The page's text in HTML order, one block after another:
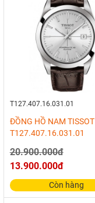
T127.407.16.031.01
ĐỒNG HỒ NAM TISSOT
T127.407.16.031.01
20.900.000đ
13.900.000đ
Còn hàng